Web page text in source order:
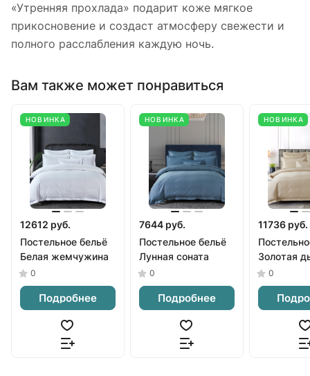
«Утренняя прохлада» подарит коже мягкое
прикосновение и создаст атмосферу свежести и
полного расслабления каждую ночь.
Вам также может понравиться
НОВИНКА
12612 руб.
Постельное бельё
Белая жемчужина
0
Подробнее
НОВИНКА
7644 руб.
Постельное бельё
Лунная соната
0
Подробнее
НОВИНКА
11736 руб.
Золотая
0